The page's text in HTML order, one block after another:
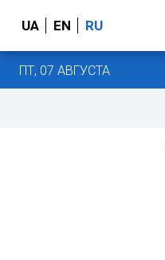
UA EN RU
ПТ, 07 АВГУСТА